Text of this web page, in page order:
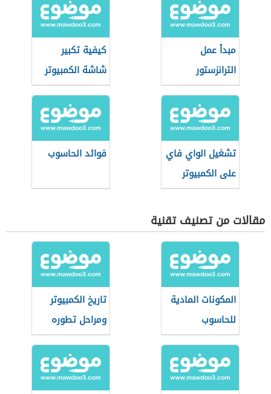
مبدأ عمل
الترانزستور
كيفية تكبير
شاشة الكمبيوتر
تشغيل الواي فاي
على الكمبيوتر
فوائد الحاسوب
مقالات من تصنيف تقنية
المكونات المادية
للحاسوب
تاريخ الكمبيوتر
ومراحل تطوره